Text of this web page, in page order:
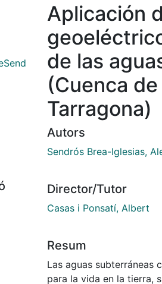
Aplicación
de las
(Cuenca de
Tarragona)
Autors
Sendrós Brea-Iglesias,
Director/Tutor
Casas i Ponsatí, Albert
Resum
Las aguas subterráneas
para la vida en la tierra,